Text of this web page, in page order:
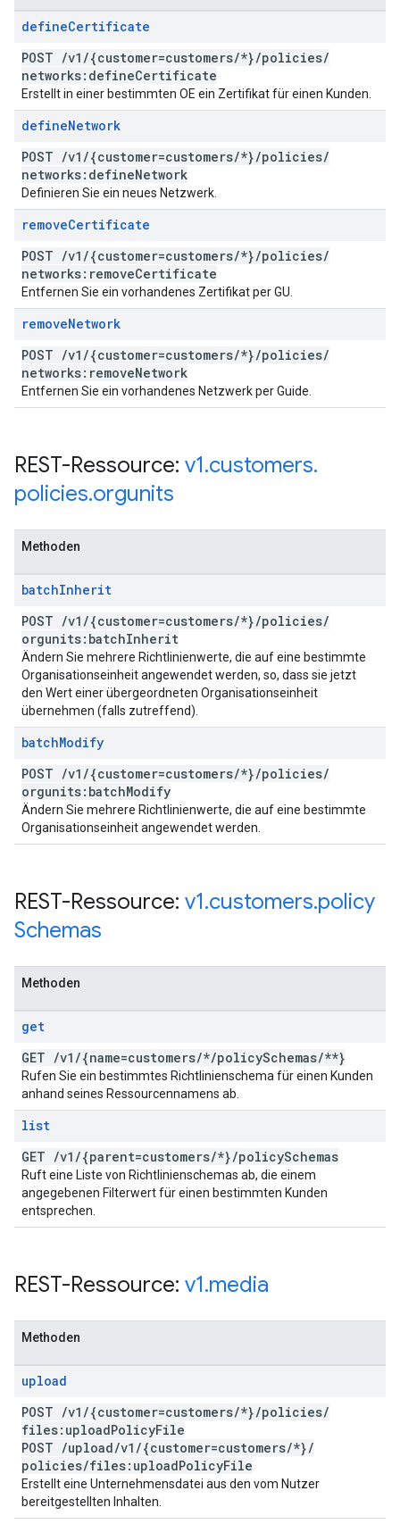
defineCertificate
POST /v1 /{customer=customers/*}/policies/
networks:defineCertificate
Erstellt in einer bestimmten OE ein Zertifikat für einen Kunden.
defineNetwork
POST /v1 /{customer=customers/*}/policies/
networks:defineNetwork
Definieren Sie ein neues Netzwerk.
removeCertificate
POST /v1 /{customer=customers/*}/policies/
networks:removeCertificate
Entfernen Sie ein vorhandenes Zertifikat per GU.
removeNetwork
POST /v1 /{customer=customers/*}/policies/
networks:removeNetwork
Entfernen Sie ein vorhandenes Netzwerk per Guide.
REST-Ressource: v1.customers.
policies.orgunits
Methoden
batchInherit
POST /v1 /{customer=customers/*}/policies/
orgunits:batchInherit
Ändern Sie mehrere Richtlinienwerte, die auf eine bestimmte
Organisationseinheit angewendet werden, so, dass sie jetzt
den Wert einer übergeordneten Organisationseinheit
übernehmen (falls zutreffend).
batchModify
POST /v1 /{customer=customers/*}/policies/
orgunits:batchModify
Ändern Sie mehrere Richtlinienwerte, die auf eine bestimmte
Organisationseinheit angewendet werden.
REST-Ressource: v1.customers.policy
Schemas
Methoden
get
GET /v1 /{name=customers/*/policySchemas/**}
Rufen Sie ein bestimmtes Richtlinienschema für einen Kunden
anhand seines Ressourcennamens ab.
list
GET /v1 /{parent=customers/*}/policySchemas
Ruft eine Liste von Richtlinienschemas ab, die einem
angegebenen Filterwert für einen bestimmten Kunden
entsprechen.
REST-Ressource: v1.media
Methoden
upload
POST /v1 /{customer=customers/*}/policies/
files:uploadPolicyFile
POST /upload/v1 /{customer=customers/*}/
policies/files:uploadPolicyFile
Erstellt eine Unternehmensdatei aus den vom Nutzer
bereitgestellten Inhalten.